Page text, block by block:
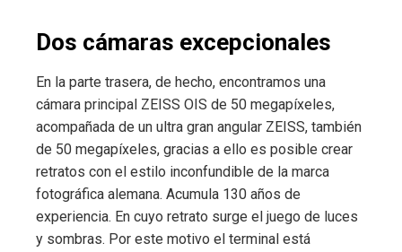
Dos cámaras excepcionales
En la parte trasera, de hecho, encontramos una
cámara principal ZEISS OIS de 50 megapíxeles,
acompañada de un ultra gran angular ZEISS, también
de 50 megapíxeles, gracias a ello es posible crear
retratos con el estilo inconfundible de la marca
fotográfica alemana. Acumula 130 años de
experiencia. En cuyo retrato surge el juego de luces
y sombras. Por este motivo el terminal está